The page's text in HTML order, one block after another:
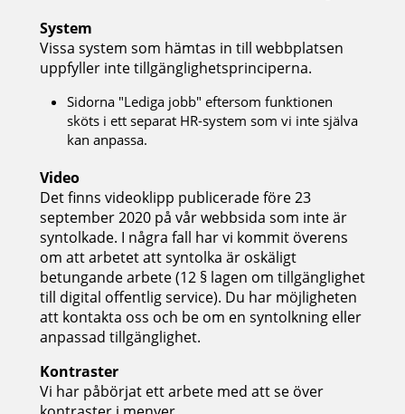
System
Vissa system som hämtas in till webbplatsen
uppfyller inte tillgänglighetsprinciperna.
Sidorna "Lediga jobb" eftersom funktionen
sköts i ett separat HR-system som vi inte själva
kan anpassa.
Video
Det finns videoklipp publicerade före 23
september 2020 på vår webbsida som inte är
syntolkade. I några fall har vi kommit överens
om att arbetet att syntolka är oskäligt
betungande arbete (12 § lagen om tillgänglighet
till digital offentlig service). Du har möjligheten
att kontakta oss och be om en syntolkning eller
anpassad tillgänglighet.
Kontraster
Vi har påbörjat ett arbete med att se över